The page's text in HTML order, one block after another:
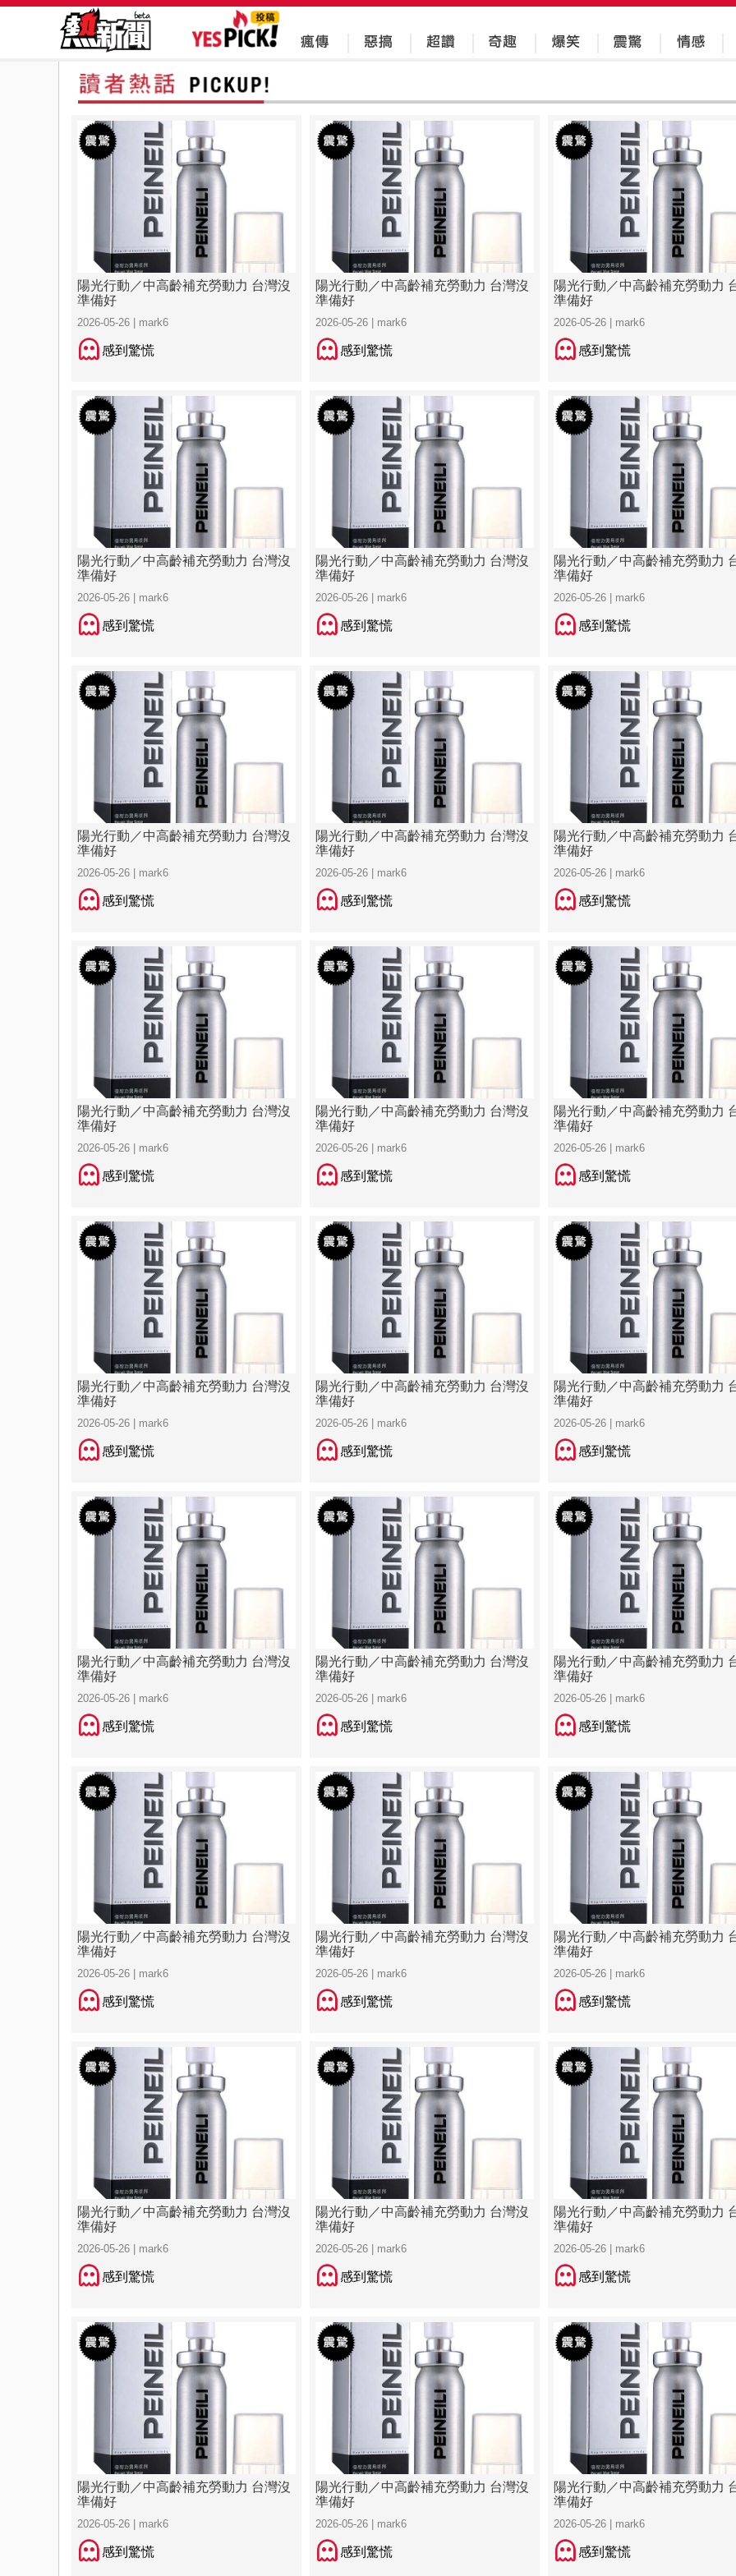
陽光行動／中高齡補充勞動力 台灣沒
準備好
2026-05-26 | mark6
感到驚慌
陽光行動／中高齡補充勞動力 台灣沒
準備好
2026-05-26 | mark6
感到驚慌
陽光行動／中高齡補充勞動力
準備好
2026-05-26 | mark6
感到驚慌
陽光行動／中高齡補充勞動力 台灣沒
準備好
2026-05-26 | mark6
感到驚慌
陽光行動／中高齡補充勞動力 台灣沒
準備好
2026-05-26 | mark6
感到驚慌
陽光行動／中高齡補充勞動力
準備好
2026-05-26 | mark6
感到驚慌
陽光行動／中高齡補充勞動力 台灣沒
準備好
2026-05-26 | mark6
感到驚慌
陽光行動／中高齡補充勞動力 台灣沒
準備好
2026-05-26 | mark6
感到驚慌
陽光行動／中高齡補充勞動力
準備好
2026-05-26 | mark6
感到驚慌
陽光行動／中高齡補充勞動力 台灣沒
準備好
2026-05-26 | mark6
感到驚慌
陽光行動／中高齡補充勞動力 台灣沒
準備好
2026-05-26 | mark6
感到驚慌
陽光行動／中高齡補充勞動力
準備好
2026-05-26 | mark6
感到驚慌
陽光行動／中高齡補充勞動力 台灣沒
準備好
2026-05-26 | mark6
感到驚慌
陽光行動／中高齡補充勞動力 台灣沒
準備好
2026-05-26 | mark6
感到驚慌
陽光行動／中高齡補充勞動力
準備好
2026-05-26 | mark6
感到驚慌
陽光行動／中高齡補充勞動力 台灣沒
準備好
2026-05-26 | mark6
感到驚慌
陽光行動／中高齡補充勞動力 台灣沒
準備好
2026-05-26 | mark6
感到驚慌
陽光行動／中高齡補充勞動力
準備好
2026-05-26 | mark6
感到驚慌
陽光行動／中高齡補充勞動力 台灣沒
準備好
2026-05-26 | mark6
感到驚慌
陽光行動／中高齡補充勞動力 台灣沒
準備好
2026-05-26 | mark6
感到驚慌
陽光行動／中高齡補充勞動力
準備好
2026-05-26 | mark6
感到驚慌
陽光行動／中高齡補充勞動力 台灣沒
準備好
2026-05-26 | mark6
感到驚慌
陽光行動／中高齡補充勞動力 台灣沒
準備好
2026-05-26 | mark6
感到驚慌
陽光行動／中高齡補充勞動力
準備好
2026-05-26 | mark6
感到驚慌
陽光行動／中高齡補充勞動力 台灣沒
準備好
2026-05-26 | mark6
感到驚慌
陽光行動／中高齡補充勞動力 台灣沒
準備好
2026-05-26 | mark6
感到驚慌
陽光行動／中高齡補充勞動力
準備好
2026-05-26 | mark6
感到驚慌